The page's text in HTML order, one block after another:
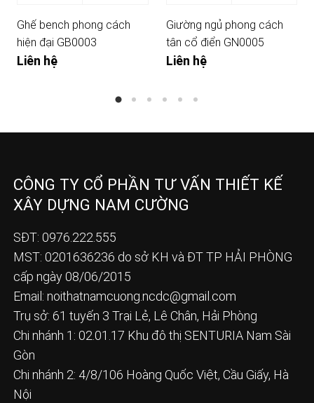
Ghế bench phong cách
hiện đại GB0003
Liên hệ
Giường ngủ phong cách
tân cổ điển GN0005
Liên hệ
CÔNG TY CỔ PHẦN TƯ VẤN THIẾT KẾ
XÂY DỰNG NAM CƯỜNG
SĐT: 0976.222.555
MST: 0201636236 do sở KH và ĐT TP HẢI PHÒNG
cấp ngày 08/06/2015
Email: noithatnamcuong.ncdc@gmail.com
Trụ sở: 61 tuyến 3 Trại Lẻ, Lê Chân, Hải Phòng
Chi nhánh 1: 02.01.17 Khu đô thị SENTURIA Nam Sài
Gòn
Chi nhánh 2: 4/8/106 Hoàng Quốc Việt, Cầu Giấy, Hà
Nội